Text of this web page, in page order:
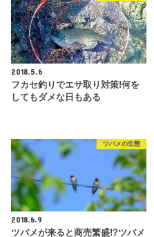
2018.5.6
フカセ釣りでエサ取り対策!何を
してもダメな日もある
ツバメの生態
2018.6.9
ツバメが来ると商売繁盛!?ツバメ